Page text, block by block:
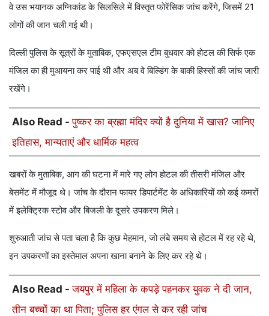
वे उस भयानक अग्निकांड के सिलसिले में विस्तृत फोरेंसिक जांच करेंगे, जिसमें 21
लोगों की जान चली गई थी।
दिल्ली पुलिस के सूत्रों के मुताबिक, एफएसएल टीम बुधवार को होटल की सिर्फ एक
मंजिल का ही मुआयना कर पाई थी और अब वे बिल्डिंग के बाकी हिस्सों की जांच जारी
रखेंगे।
Also Read -पुष्कर का ब्रह्मा मंदिर क्यों है दुनिया में खास? जानिए
इतिहास, मान्यताएं और धार्मिक महत्व
खबरों के मुताबिक, आग की घटना में मारे गए लोग होटल की तीसरी मंजिल और
बेसमेंट में मौजूद थे। जांच के दौरान फायर डिपार्टमेंट के अधिकारियों को कई कमरों
में इलेक्ट्रिक स्टोव और बिजली के दूसरे उपकरण मिले।
शुरुआती जांच से पता चला है कि कुछ मेहमान, जो लंबे समय से होटल में रह रहे थे,
इन उपकरणों का इस्तेमाल अपना खाना बनाने के लिए कर रहे थे।
Also Read -जयपुर में महिला के कपड़े पहनकर युवक ने दी जान,
तीन बच्चों का था पिता; पुलिस हर एंगल से कर रही जांच